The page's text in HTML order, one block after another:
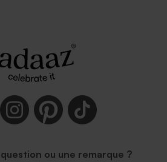
ou une remarque ?